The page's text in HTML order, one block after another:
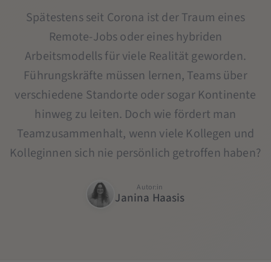
Spätestens seit Corona ist der Traum eines
Remote-Jobs oder eines hybriden
Arbeitsmodells für viele Realität geworden.
Führungskräfte müssen lernen, Teams über
verschiedene Standorte oder sogar Kontinente
hinweg zu leiten. Doch wie fördert man
Teamzusammenhalt, wenn viele Kollegen und
Kolleginnen sich nie persönlich getroffen haben?
Autor:in
Janina Haasis